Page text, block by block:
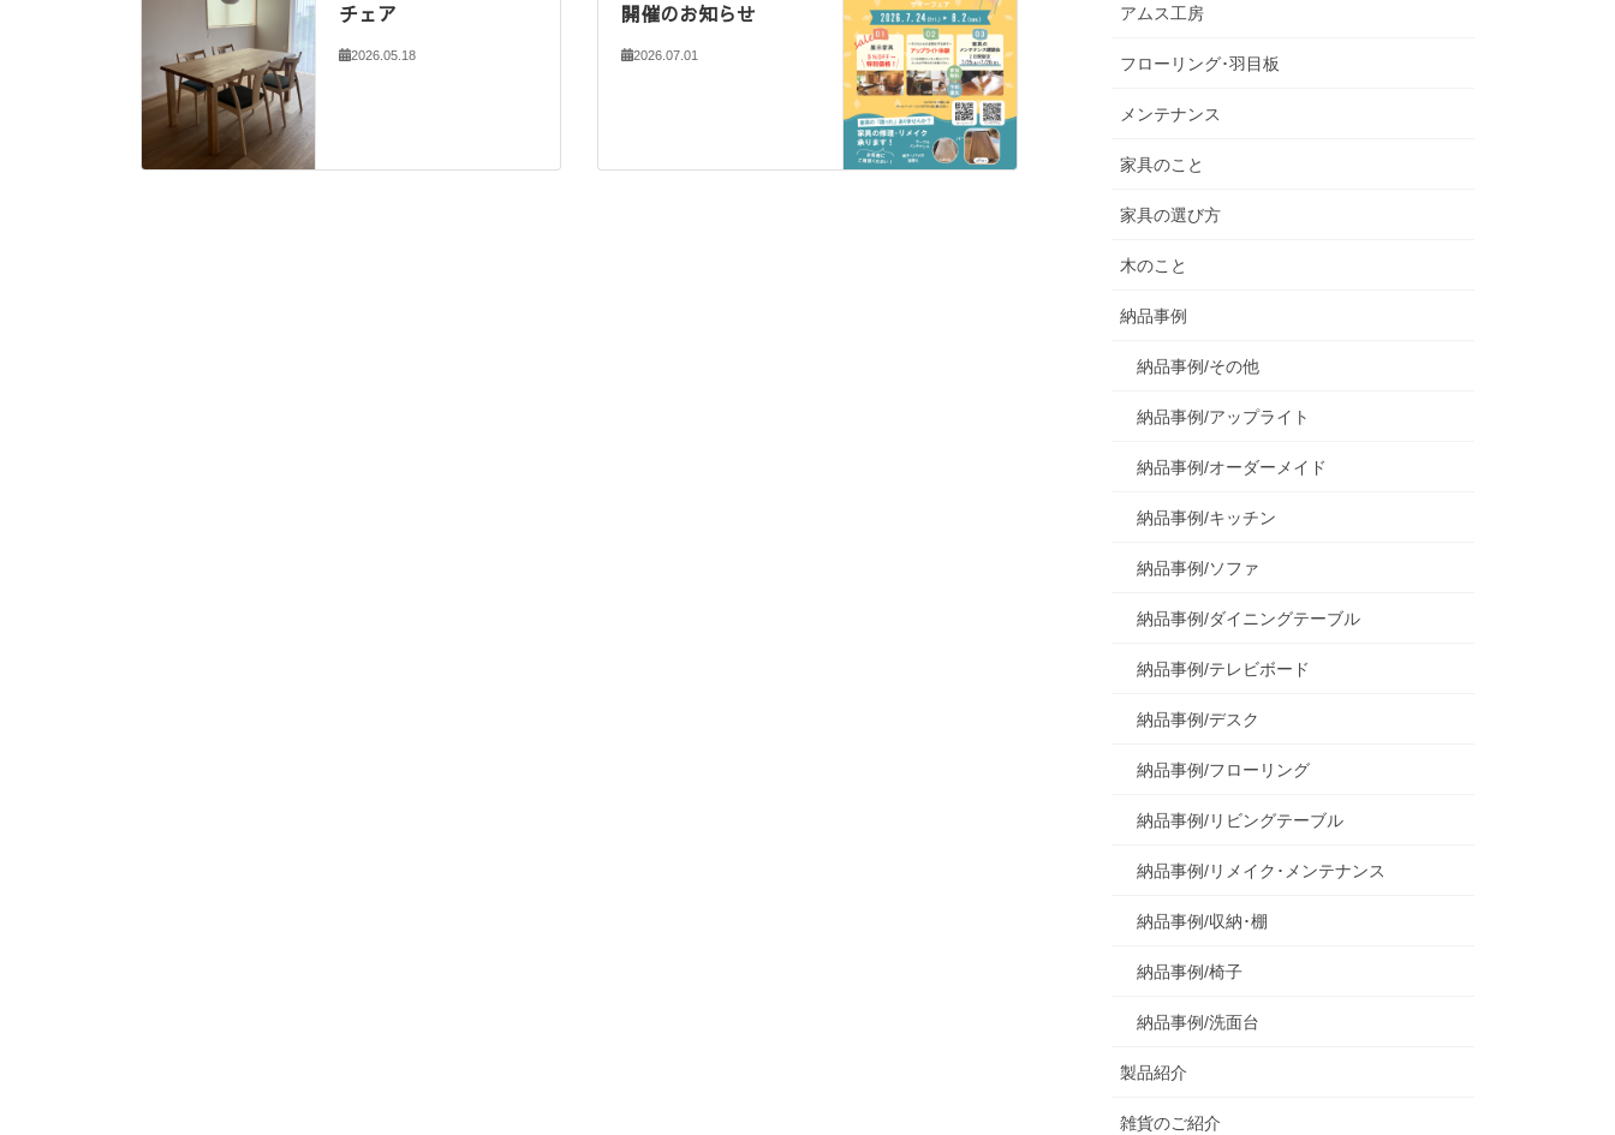
チェア
2026.05.18
開催のお知らせ
2026.07.01
アムス工房
フローリング･羽目板
メンテナンス
家具のこと
家具の選び方
木のこと
納品事例
納品事例/その他
納品事例/アップライト
納品事例/オーダーメイド
納品事例/キッチン
納品事例/ソファ
納品事例/ダイニングテーブル
納品事例/テレビボード
納品事例/デスク
納品事例/フローリング
納品事例/リビングテーブル
納品事例/リメイク･メンテナンス
納品事例/収納･棚
納品事例/椅子
納品事例/洗面台
製品紹介
雑貨のご紹介